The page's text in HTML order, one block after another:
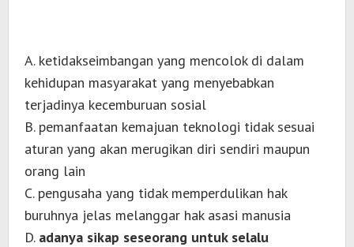
A. ketidakseimbangan yang mencolok di dalam
kehidupan masyarakat yang menyebabkan
terjadinya kecemburuan sosial
B. pemanfaatan kemajuan teknologi tidak sesuai
aturan yang akan merugikan diri sendiri maupun
orang lain
C. pengusaha yang tidak memperdulikan hak
buruhnya jelas melanggar hak asasi manusia
D. adanya sikap seseorang untuk selalu